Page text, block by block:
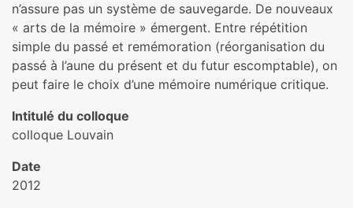
n’assure pas un système de sauvegarde. De nouveaux
« arts de la mémoire » émergent. Entre répétition
simple du passé et remémoration (réorganisation du
passé à l’aune du présent et du futur escomptable), on
peut faire le choix d’une mémoire numérique critique.
Intitulé du colloque
colloque Louvain
Date
2012